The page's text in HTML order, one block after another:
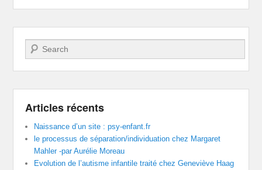
Recherche
Articles récents
Naissance d’un site : psy-enfant.fr
le processus de séparation/individuation chez Margaret
Mahler -par Aurélie Moreau
Evolution de l’autisme infantile traité chez Geneviève Haag